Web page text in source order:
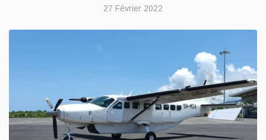
27 Février 2022